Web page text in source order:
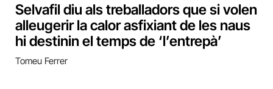
Selvafil diu als treballadors que si volen
alleugerir la calor asfixiant de les naus
hi destinin el temps de ‘l’entrepà’
Tomeu Ferrer